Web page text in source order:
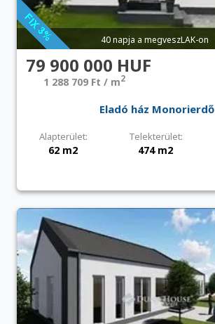
40 napja a megveszLAK-on
79 900 000 HUF
1 288 709 Ft / m2
Eladó ház Monorierdő
Alapterület: Telekterület:
62 m2 474 m2